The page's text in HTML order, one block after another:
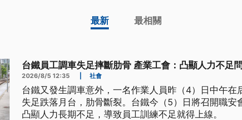
最新 最相關
台鐵員工調車失足摔斷肋骨 產業工會：凸顯人力不足
2026/8/5 12:35 社會
台鐵又發生調車意外，一名作業人員昨（4）日中午在
失足跌落月台，肋骨斷裂。台鐵今（5）日將召開職安
凸顯人力長期不足，導致員工訓練不足就得上線。